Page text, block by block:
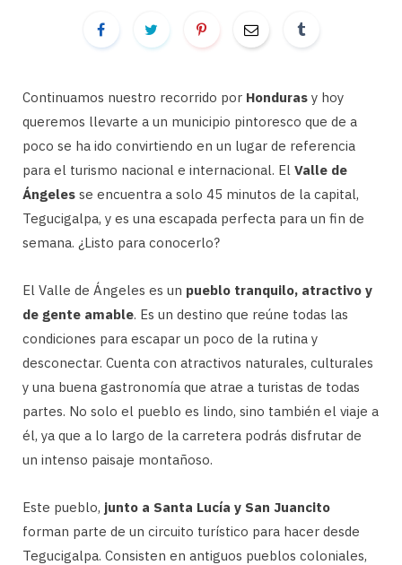
Continuamos nuestro recorrido por Honduras y hoy
queremos llevarte a un municipio pintoresco que de a
poco se ha ido convirtiendo en un lugar de referencia
para el turismo nacional e internacional. El Valle de
Ángeles se encuentra a solo 45 minutos de la capital,
Tegucigalpa, y es una escapada perfecta para un fin de
semana. ¿Listo para conocerlo?
El Valle de Ángeles es un pueblo tranquilo, atractivo y
de gente amable. Es un destino que reúne todas las
condiciones para escapar un poco de la rutina y
desconectar. Cuenta con atractivos naturales, culturales
y una buena gastronomía que atrae a turistas de todas
partes. No solo el pueblo es lindo, sino también el viaje a
él, ya que a lo largo de la carretera podrás disfrutar de
un intenso paisaje montañoso.
Este pueblo, junto a Santa Lucía y San Juancito
forman parte de un circuito turístico para hacer desde
Tegucigalpa. Consisten en antiguos pueblos coloniales,